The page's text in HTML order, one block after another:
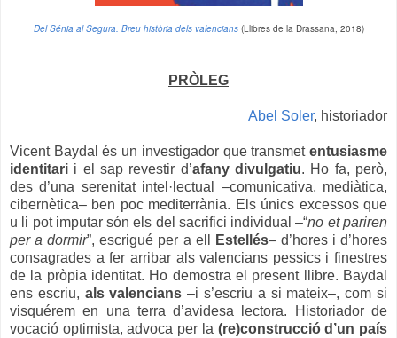
Del Sénia al Segura. Breu història dels valencians (Llibres de la Drassana, 2018)
PRÒLEG
Abel Soler, historiador
Vicent Baydal és un investigador que transmet entusiasme
identitari i el sap revestir d’afany divulgatiu. Ho fa, però,
des d’una serenitat intel·lectual –comunicativa, mediàtica,
cibernètica– ben poc mediterrània. Els únics excessos que
u li pot imputar són els del sacrifici individual –“no et pariren
per a dormir”, escrigué per a ell Estellés– d’hores i d’hores
consagrades a fer arribar als valencians pessics i finestres
de la pròpia identitat. Ho demostra el present llibre. Baydal
ens escriu, als valencians–i s’escriu a si mateix–, com si
visquérem en una terra d’avidesa lectora. Historiador de
vocació optimista, advoca per la (re)construcció d’un país